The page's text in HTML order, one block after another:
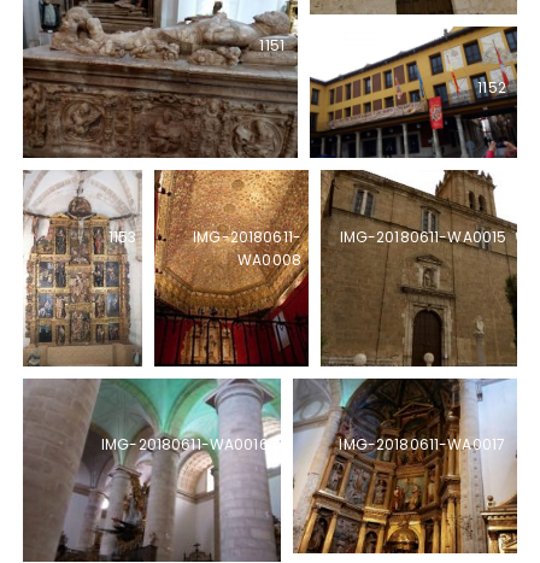
1151
1152
1153
IMG-20180611-
WA0008
IMG-20180611-WA0015
IMG-20180611-WA0016 IMG-20180611-WA0017